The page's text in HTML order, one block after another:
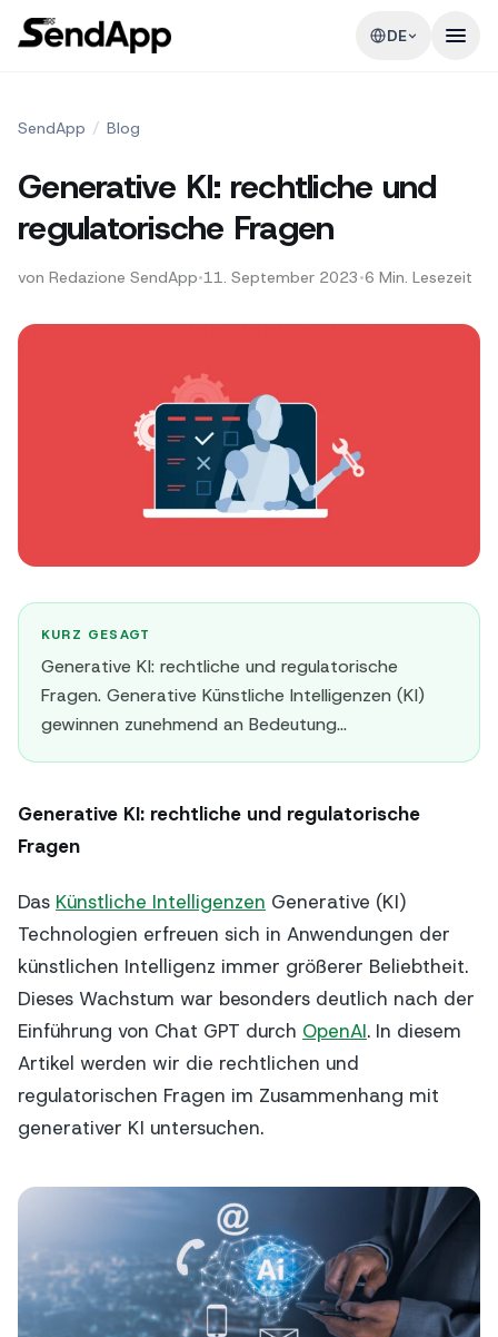
DE
SendApp / Blog
Generative KI: rechtliche und
regulatorische Fragen
von Redazione SendApp•11. September 2023•6 Min. Lesezeit
KURZ GESAGT
Generative KI: rechtliche und regulatorische
Fragen. Generative Künstliche Intelligenzen (KI)
gewinnen zunehmend an Bedeutung...
Generative KI: rechtliche und regulatorische
Fragen
Das Künstliche Intelligenzen Generative (KI)
Technologien erfreuen sich in Anwendungen der
künstlichen Intelligenz immer größerer Beliebtheit.
Dieses Wachstum war besonders deutlich nach der
Einführung von Chat GPT durch OpenAI. In diesem
Artikel werden wir die rechtlichen und
regulatorischen Fragen im Zusammenhang mit
generativer KI untersuchen.